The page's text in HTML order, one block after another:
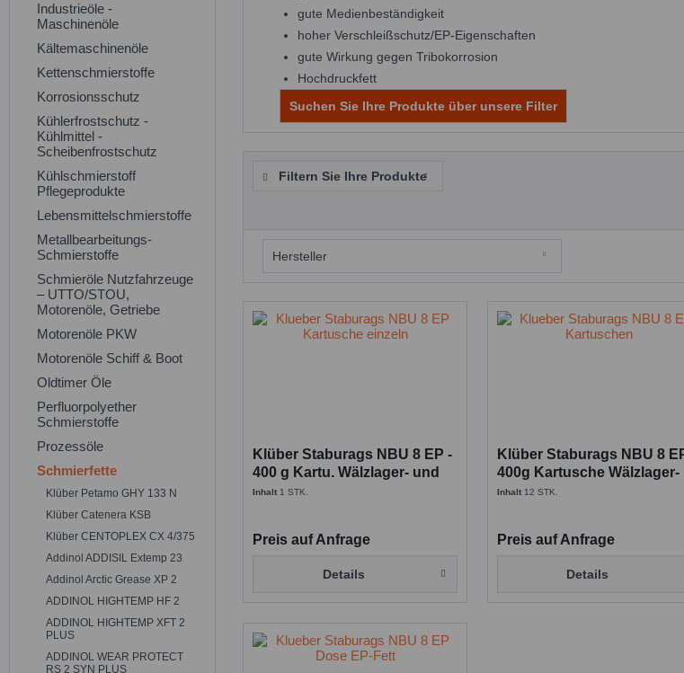
Industrieöle -
Maschinenöle
Kältemaschinenöle
Kettenschmierstoffe
Korrosionsschutz
Kühlerfrostschutz -
Kühlmittel -
Scheibenfrostschutz
Kühlschmierstoff
Pflegeprodukte
Lebensmittelschmierstoffe
Metallbearbeitungs-
Schmierstoffe
Schmieröle Nutzfahrzeuge
– UTTO/STOU,
Motorenöle, Getriebe
Motorenöle PKW
Motorenöle Schiff & Boot
Oldtimer Öle
Perfluorpolyether
Schmierstoffe
Prozessöle
Schmierfette
Klüber Petamo GHY 133 N
Klüber Catenera KSB
Klüber CENTOPLEX CX 4/375
Addinol ADDISIL Extemp 23
Addinol Arctic Grease XP 2
ADDINOL HIGHTEMP HF 2
ADDINOL HIGHTEMP XFT 2
PLUS
ADDINOL WEAR PROTECT
RS 2 SYN PLUS
gute Medienbeständigkeit
hoher Verschleißschutz/EP-Eigenschaften
gute Wirkung gegen Tribokorrosion
Hochdruckfett
Suchen Sie Ihre Produkte über unsere Filter
Filtern Sie Ihre Produkte
Hersteller
Klüber Staburags NBU 8 EP -
400 g Kartu. Wälzlager- und
Hochdruckfett
Inhalt 1 STK.
Preis auf Anfrage
Details
Klüber Staburags NBU 8
400g Kartusche Wälzlager-
und Hochdruckfett VE 12
Inhalt 12 STK.
Preis auf Anfrage
Details